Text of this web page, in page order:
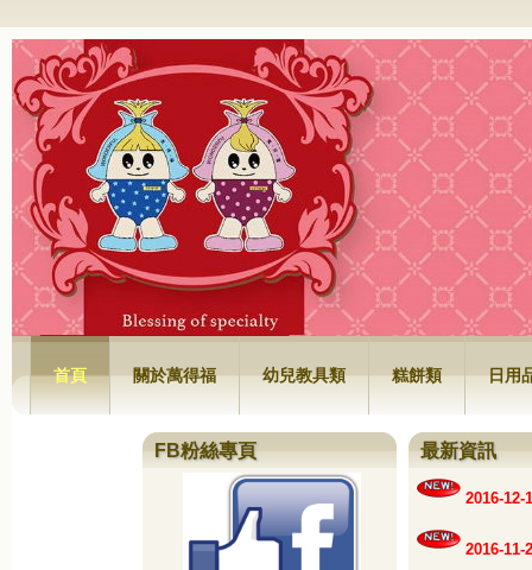
萬得福興業有限公司
首頁 關於萬得福 幼兒教具類 糕餅類 日用
FB粉絲專頁 最新資訊
2016-12-
2016-11-